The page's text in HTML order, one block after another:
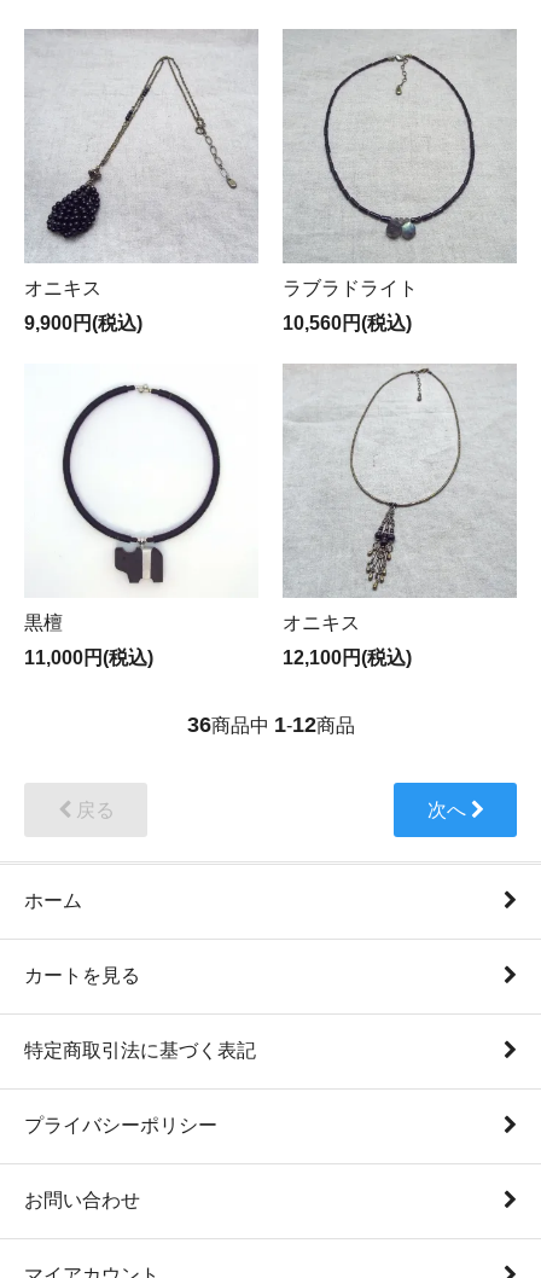
オニキス
9,900円(税込)
ラブラドライト
10,560円(税込)
黒檀
11,000円(税込)
オニキス
12,100円(税込)
36商品中 1-12商品
戻る 次へ
ホーム
カートを見る
特定商取引法に基づく表記
プライバシーポリシー
お問い合わせ